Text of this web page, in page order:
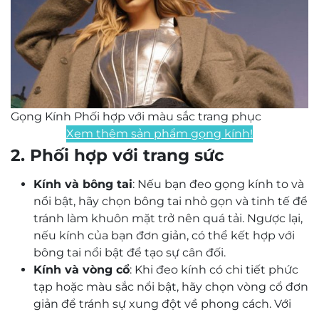
Gọng Kính Phối hợp với màu sắc trang phục
Xem thêm sản phẩm gọng kính!
2. Phối hợp với trang sức
Kính và bông tai: Nếu bạn đeo gọng kính to và
nổi bật, hãy chọn bông tai nhỏ gọn và tinh tế để
tránh làm khuôn mặt trở nên quá tải. Ngược lại,
nếu kính của bạn đơn giản, có thể kết hợp với
bông tai nổi bật để tạo sự cân đối.
Kính và vòng cổ: Khi đeo kính có chi tiết phức
tạp hoặc màu sắc nổi bật, hãy chọn vòng cổ đơn
giản để tránh sự xung đột về phong cách. Với